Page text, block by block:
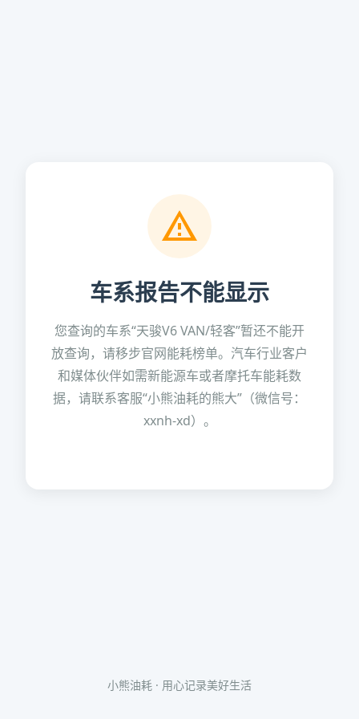
车系报告不能显示
您查询的车系“天骏V6 VAN/轻客”暂还不能开
放查询，请移步官网能耗榜单。汽车行业客户
和媒体伙伴如需新能源车或者摩托车能耗数
据，请联系客服“小熊油耗的熊大”（微信号：
xxnh-xd）。
小熊油耗 · 用心记录美好生活